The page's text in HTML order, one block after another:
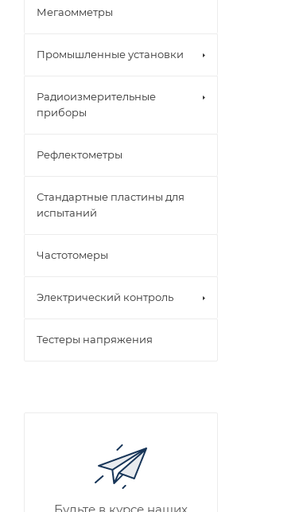
Мегаомметры
Промышленные установки
Радиоизмерительные
приборы
Рефлектометры
Стандартные пластины для
испытаний
Частотомеры
Электрический контроль
Тестеры напряжения